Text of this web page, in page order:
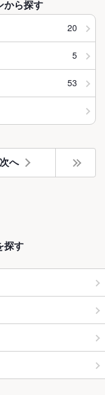
から探す
20
5
53
次へ
探す